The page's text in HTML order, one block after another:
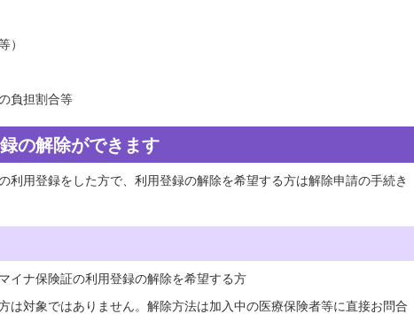
）
負担割合等
の解除ができます
利用登録をした方で、利用登録の解除を希望する方は解除申請の手続き
イナ保険証の利用登録の解除を希望する方
は対象ではありません。解除方法は加入中の医療保険者等に直接お問合